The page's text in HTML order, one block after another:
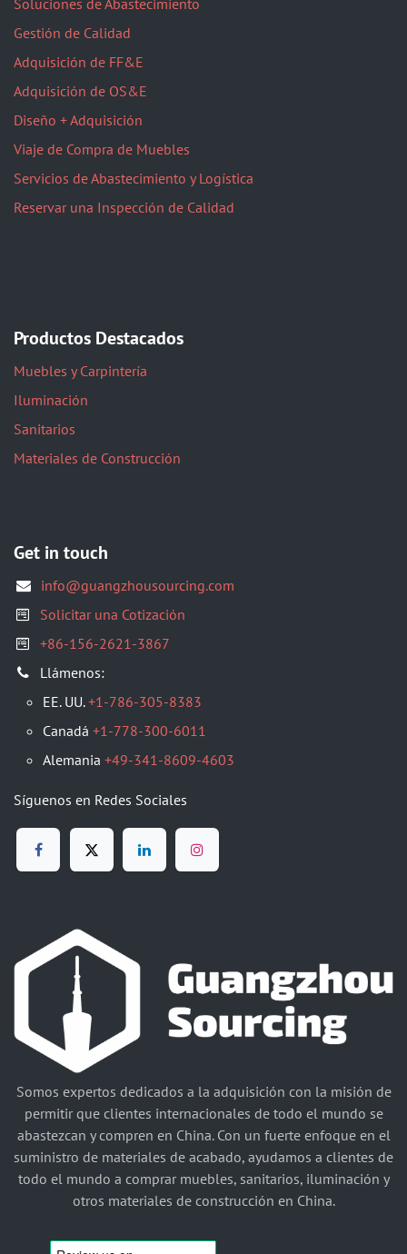
Soluciones de Abastecimiento
Gestión de Calidad
Adquisición de FF&E
Adquisición de OS&E
Diseño + Adquisición
Viaje de Compra de Muebles
Servicios de Abastecimiento y Logística
Reservar una Inspección de Calidad
Productos Destacados
Muebles y Carpintería
Iluminación
Sanitarios
Materiales de Construcción
Get in touch
info@guangzhousourcing.com
Solicitar una Cotización
+86-156-2621-3867
Llámenos:
EE. UU.+1-786-305-8383
Canadá +1-778-300-6011
Alemania +49-341-8609-4603
Síguenos en Redes Sociales​
Somos expertos dedicados a la adquisición con la misión de
permitir que clientes internacionales de todo el mundo se
abastezcan y compren en China. Con un fuerte enfoque en el
suministro de materiales de acabado, ayudamos a clientes de
todo el mundo a comprar muebles, sanitarios, iluminación y
otros materiales de construcción en China.